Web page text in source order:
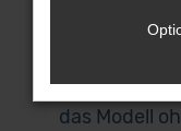
gelitten und
günstigen
das Modell